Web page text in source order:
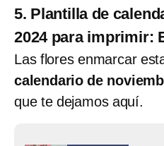
5. Plantilla de
2024 para imprimir:
Las flores enmarcar
calendario de
que te dejamos aquí.